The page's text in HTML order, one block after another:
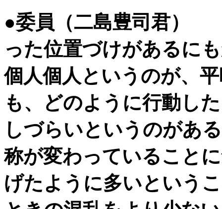
●委員（二島豊司君）
った位置づけがあるに
個人個人というのが、
も、どのように行動し
しづらいというのがあ
称が変わっていること
げたように多いという